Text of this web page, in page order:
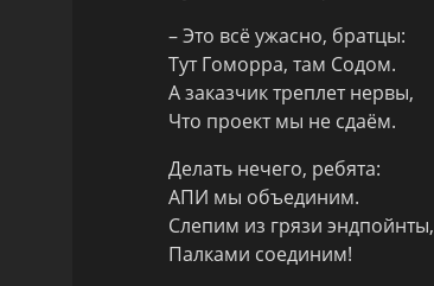
– Это всё ужасно, братцы:
Тут Гоморра, там Содом.
А заказчик треплет нервы,
Что проект мы не сдаём.
Делать нечего, ребята:
АПИ мы объединим.
Слепим из грязи эндпойнты,
Палками соединим!